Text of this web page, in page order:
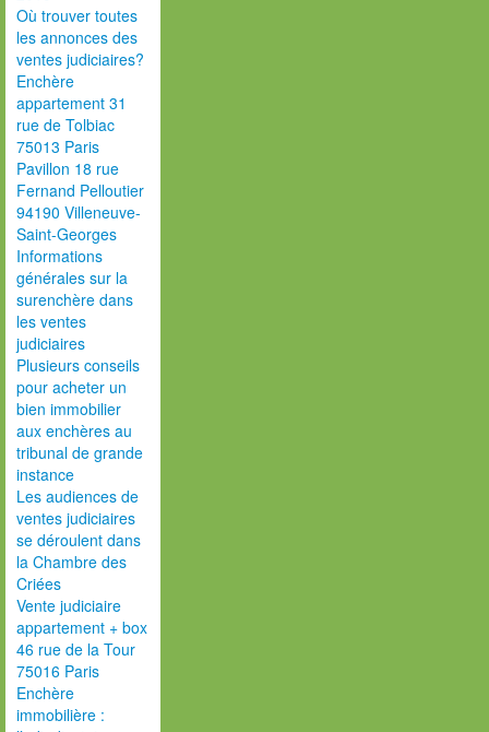
Où trouver toutes
les annonces des
ventes judiciaires?
Enchère
appartement 31
rue de Tolbiac
75013 Paris
Pavillon 18 rue
Fernand Pelloutier
94190 Villeneuve-
Saint-Georges
Informations
générales sur la
surenchère dans
les ventes
judiciaires
Plusieurs conseils
pour acheter un
bien immobilier
aux enchères au
tribunal de grande
instance
Les audiences de
ventes judiciaires
se déroulent dans
la Chambre des
Criées
Vente judiciaire
appartement + box
46 rue de la Tour
75016 Paris
Enchère
immobilière :